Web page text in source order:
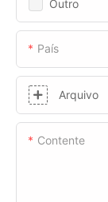
Outro
País
Arquivo
Contente